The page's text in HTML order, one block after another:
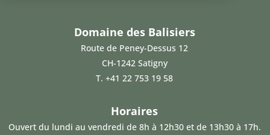
Domaine des Balisiers
Route de Peney-Dessus 12
CH-1242 Satigny
T.+41 22 753 19 58
Horaires
Ouvert du lundi au vendredi de 8h à 12h30 et de 13h30 à 17h.